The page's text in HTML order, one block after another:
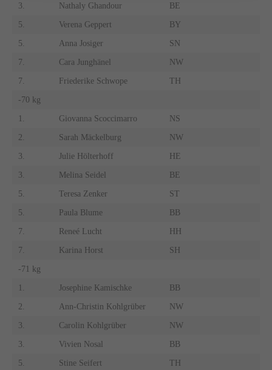
3. Nathaly Ghandour BE
5. Verena Geppert BY
5. Anna Josiger SN
7. Cara Junghänel NW
7. Friederike Schwope TH
-70 kg
1. Giovanna Scoccimarro NS
2. Sarah Mäckelburg NW
3. Julie Hölterhoff HE
3. Melina Seidel BE
5. Teresa Zenker ST
5. Paula Blume BB
7. Reneé Lucht HH
7. Karina Horst SH
-71 kg
1. Josephine Kamischke BB
2. Ann-Christin Kohlgrüber NW
3. Carolin Kohlgrüber NW
3. Vivien Nosal BB
5. Stine Seifert TH